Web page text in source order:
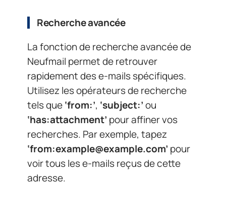
Recherche avancée
La fonction de recherche avancée de
Neufmail permet de retrouver
rapidement des e-mails spécifiques.
Utilisez les opérateurs de recherche
tels que‘from:’, ‘subject:’ou
‘has:attachment’ pour affiner vos
recherches. Par exemple, tapez
‘from:example@example.com’ pour
voir tous les e-mails reçus de cette
adresse.